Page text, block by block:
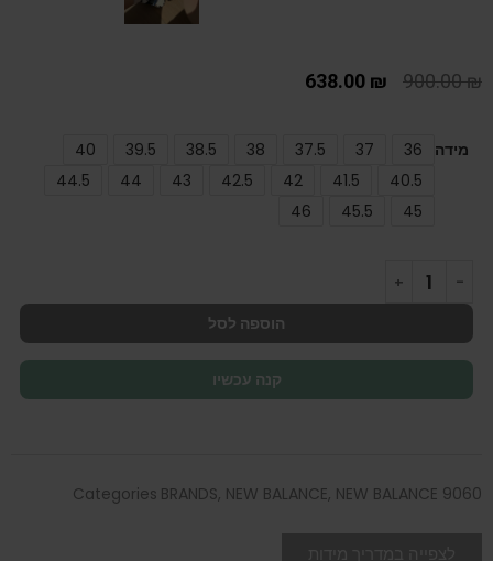
900.00₪
638.00 ₪
מידה 36
37
37.5
38
38.5
39.5
40
40.5
41.5
42
42.5
43
44
44.5
45
45.5
46
הוספה לסל
קנה עכשיו
Categories BRANDS, NEW BALANCE, NEW BALANCE 9060